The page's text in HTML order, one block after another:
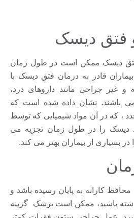
فتق دیسک
دیسک ممکن است در طول زمان
بیماران قادر به درمان فتق دیسک با
و غیر جراحی مانند داروهای درد،
می باشند. نشان داده شده است كه
، كه در آن مواد شیمیایی که توسط
دیسک را در طول زمان تجزیه می
بسیاری از بیماران بهتر مى كند.
کارانه به پایان رسیده باشد و
باشيد، ممکن است پزشک گزینه